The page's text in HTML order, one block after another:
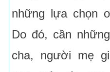
những lựa chọn
Do đó, cần
cha, người mẹ